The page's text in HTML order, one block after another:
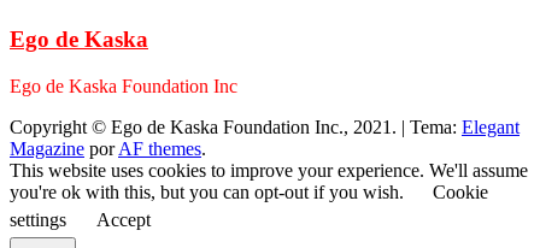
Ego de Kaska
Ego de Kaska Foundation Inc
Copyright © Ego de Kaska Foundation Inc., 2021. | Tema: Elegant
Magazine porAF themes.
This website uses cookies to improve your experience. We'll assume
you're ok with this, but you can opt-out if you wish.
Cookie
settings
Accept